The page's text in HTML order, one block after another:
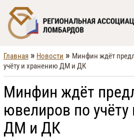
Главная » Новости » Минфин ждёт
учёту и хранению ДМ и ДК
Минфин ждёт
ювелиров по
ДМ и ДК